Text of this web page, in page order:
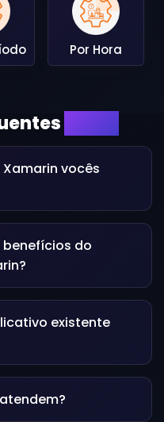
Por Hora
vocês
benefícios do
existente